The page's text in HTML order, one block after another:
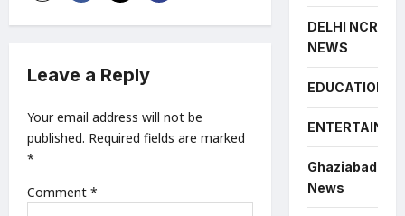
t
o
n
Leave a Reply
Your email address will not be
published. Required fields are marked
*
Comment *
DELHI NCR
NEWS
EDUCATION
Ghaziabad
News